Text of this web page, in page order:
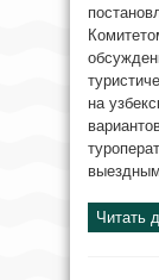
на
Читать